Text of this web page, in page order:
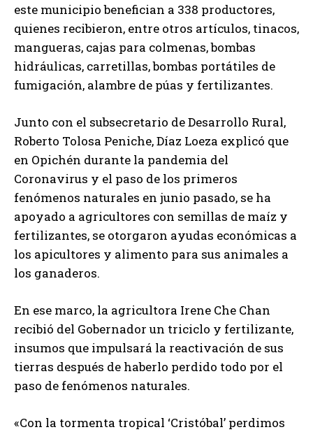
este municipio benefician a 338 productores,
quienes recibieron, entre otros artículos, tinacos,
mangueras, cajas para colmenas, bombas
hidráulicas, carretillas, bombas portátiles de
fumigación, alambre de púas y fertilizantes.
Junto con el subsecretario de Desarrollo Rural,
Roberto Tolosa Peniche, Díaz Loeza explicó que
en Opichén durante la pandemia del
Coronavirus y el paso de los primeros
fenómenos naturales en junio pasado, se ha
apoyado a agricultores con semillas de maíz y
fertilizantes, se otorgaron ayudas económicas a
los apicultores y alimento para sus animales a
los ganaderos.
En ese marco, la agricultora Irene Che Chan
recibió del Gobernador un triciclo y fertilizante,
insumos que impulsará la reactivación de sus
tierras después de haberlo perdido todo por el
paso de fenómenos naturales.
«Con la tormenta tropical ‘Cristóbal’ perdimos